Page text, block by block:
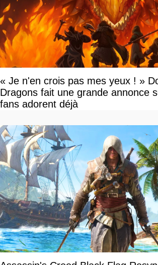
« Je n'en crois pas mes yeux ! »
Dragons fait une grande annonce
fans adorent déjà